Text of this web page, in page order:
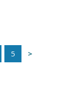
5